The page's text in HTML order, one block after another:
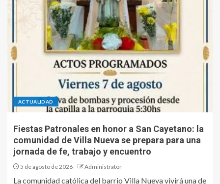
ACTUALIDAD
Fiestas Patronales en honor a San Cayetano: la
comunidad de Villa Nueva se prepara para una
jornada de fe, trabajo y encuentro
5 de agosto de 2026 Administrator
La comunidad católica del barrio Villa Nueva vivirá una de